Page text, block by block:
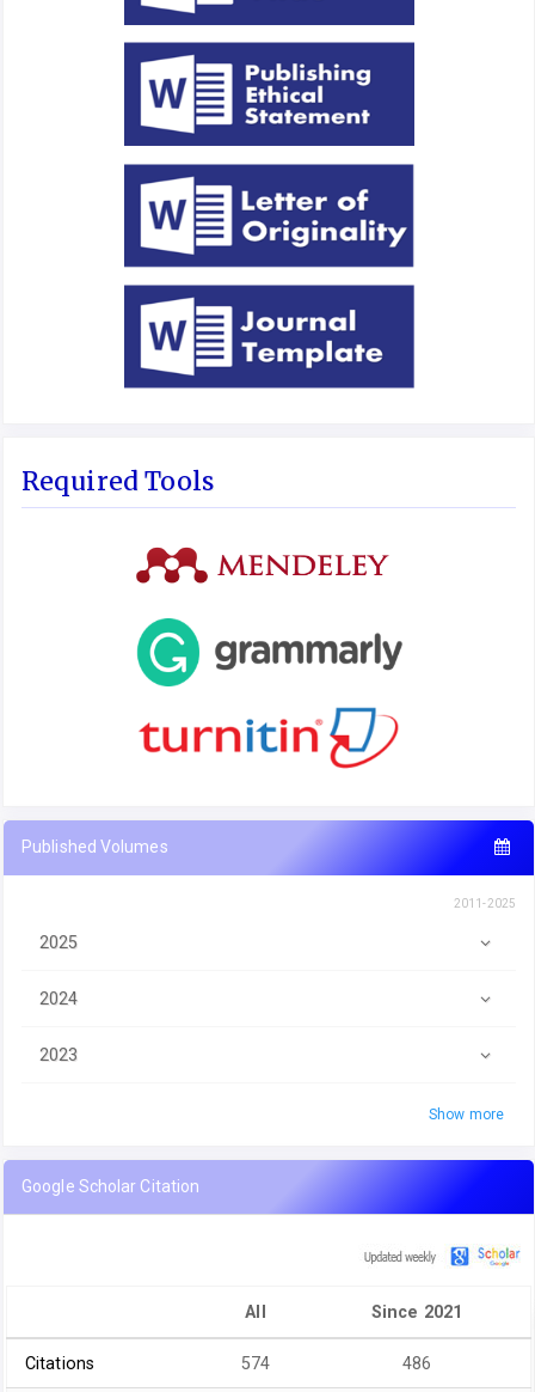
Required Tools
Published Volumes
2011-2025
2025
2024
2023
Show more
Google Scholar Citation
All Since 2021
Citations 574 486